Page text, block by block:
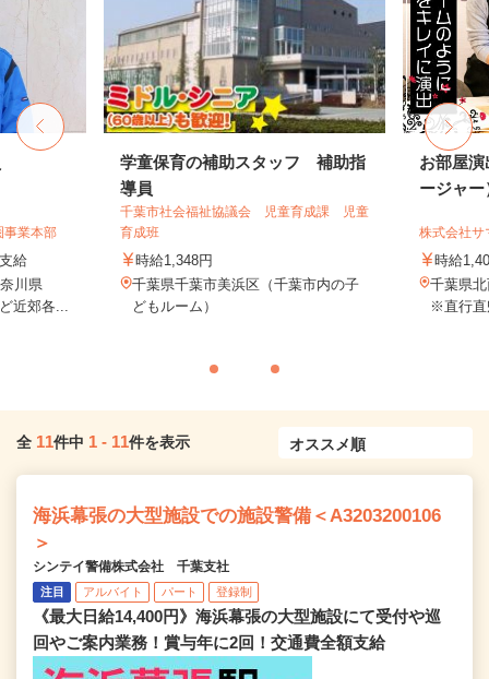
業本部
給
川県
近郊各...
学童保育の補助スタッフ 補助指
導員
千葉市社会福祉協議会 児童育成課 児童
育成班
時給1,348円
千葉県千葉市美浜区（千葉市内の子
どもルーム）
お部屋
ージャー
株式会社サ
時給
千葉県
※直行直
全 11件中 1 - 11件を表示
海浜幕張の大型施設での施設警備＜A3203200106
＞
シンテイ警備株式会社 千葉支社
注目 アルバイト パート 登録制
《最大日給14,400円》海浜幕張の大型施設にて受付や巡
回やご案内業務！賞与年に2回！交通費全額支給